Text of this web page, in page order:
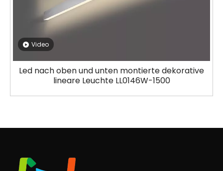
Video
Led nach oben und unten montierte dekorative
lineare Leuchte LL0146W-1500